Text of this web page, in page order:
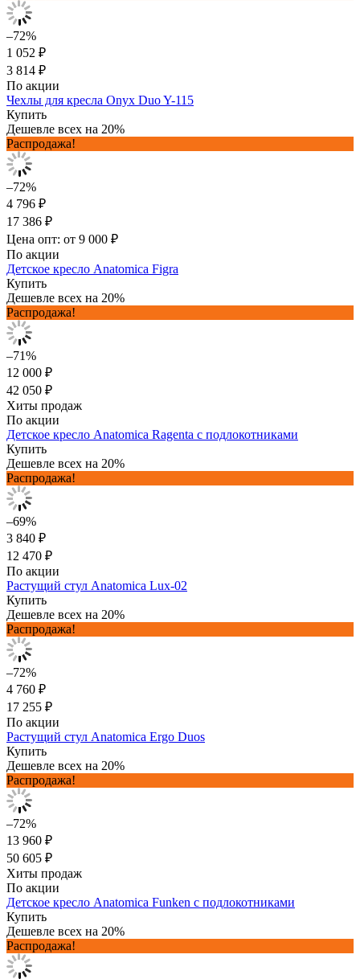
–72%
1 052 ₽
3 814 ₽
По акции
Чехлы для кресла Onyx Duo Y-115
Купить
Дешевле всех на 20%
Распродажа!
–72%
4 796 ₽
17 386 ₽
Цена опт: от 9 000 ₽
По акции
Детское кресло Anatomica Figra
Купить
Дешевле всех на 20%
Распродажа!
–71%
12 000 ₽
42 050 ₽
Хиты продаж
По акции
Детское кресло Anatomica Ragenta с подлокотниками
Купить
Дешевле всех на 20%
Распродажа!
–69%
3 840 ₽
12 470 ₽
По акции
Растущий стул Anatomica Lux-02
Купить
Дешевле всех на 20%
Распродажа!
–72%
4 760 ₽
17 255 ₽
По акции
Растущий стул Anatomica Ergo Duos
Купить
Дешевле всех на 20%
Распродажа!
–72%
13 960 ₽
50 605 ₽
Хиты продаж
По акции
Детское кресло Anatomica Funken с подлокотниками
Купить
Дешевле всех на 20%
Распродажа!